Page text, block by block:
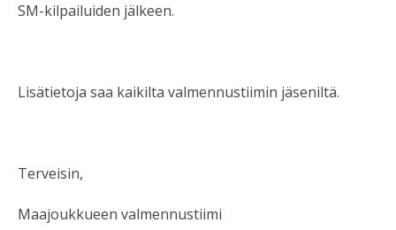
SM-kilpailuiden jälkeen.
Lisätietoja saa kaikilta valmennustiimin jäseniltä.
Terveisin,
Maajoukkueen valmennustiimi